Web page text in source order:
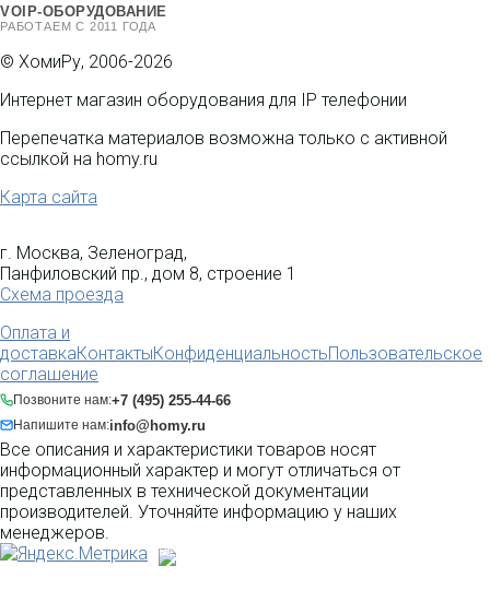
VOIP-ОБОРУДОВАНИЕ
РАБОТАЕМ С 2011 ГОДА
© ХомиРу, 2006-2026
Интернет магазин оборудования для IP телефонии
Перепечатка материалов возможна только с активной
ссылкой на homy.ru
Карта сайта
г. Москва, Зеленоград,
Панфиловский пр., дом 8, строение 1
Схема проезда
Оплата и
доставкаКонтактыКонфиденциальностьПользовательское
соглашение
Позвоните нам:+7 (495) 255-44-66
Напишите нам:info@homy.ru
Все описания и характеристики товаров носят
информационный характер и могут отличаться от
представленных в технической документации
производителей. Уточняйте информацию у наших
менеджеров.
Разработка